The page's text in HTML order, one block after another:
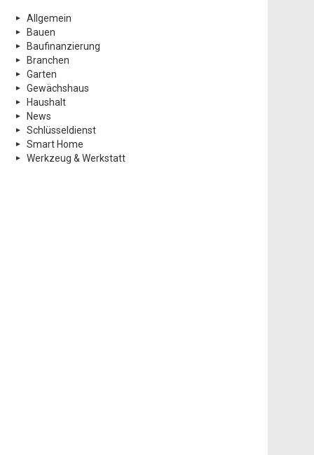
Allgemein
Bauen
Baufinanzierung
Branchen
Garten
Gewächshaus
Haushalt
News
Schlüsseldienst
Smart Home
Werkzeug & Werkstatt